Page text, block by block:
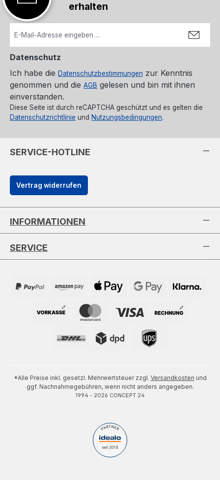
erhalten
Datenschutz
Ich habe die Datenschutzbestimmungen zur Kenntnis
genommen und die AGB gelesen und bin mit ihnen
einverstanden.
Diese Seite ist durch reCAPTCHA geschützt und es gelten die
Datenschutzrichtlinie und Nutzungsbedingungen.
SERVICE-HOTLINE
Vertrag widerrufen
INFORMATIONEN
SERVICE
*Alle Preise inkl. gesetzl. Mehrwertsteuer zzgl. Versandkosten und
ggf. Nachnahmegebühren, wenn nicht anders angegeben.
1994 - 2026 CONCEPT 24